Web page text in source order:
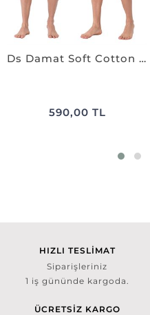
Ds Damat Soft Cotton 2'li Boxer SİYAH-GRİ
590,00 TL
HIZLI TESLİMAT
Siparişleriniz
1 iş gününde kargoda.
ÜCRETSİZ KARGO